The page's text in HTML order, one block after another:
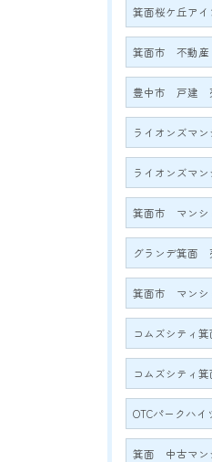
箕面桜ケ丘アイ
箕面市 不動
豊中市 戸建
ライオンズマ
ライオンズマ
箕面市 マン
グランデ箕面
箕面市 マンシ
コムズシティ箕
コムズシティ
OTCパークハイ
箕面 中古マン